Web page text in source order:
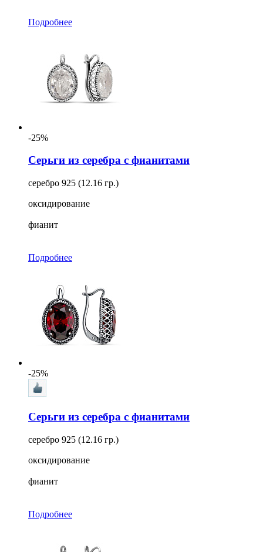
Подробнее
-25%
Серьги из серебра с фианитами
серебро 925 (12.16 гр.)
оксидирование
фианит
Подробнее
-25%
Серьги из серебра с фианитами
серебро 925 (12.16 гр.)
оксидирование
фианит
Подробнее